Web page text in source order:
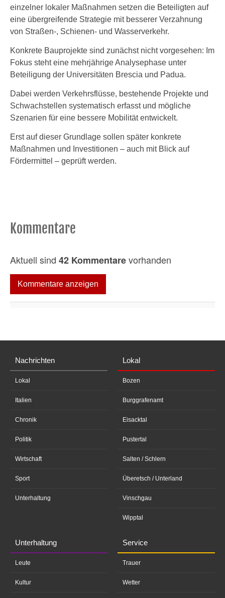
einzelner lokaler Maßnahmen setzen die Beteiligten auf
eine übergreifende Strategie mit besserer Verzahnung
von Straßen-, Schienen- und Wasserverkehr.
Konkrete Bauprojekte sind zunächst nicht vorgesehen: Im
Fokus steht eine mehrjährige Analysephase unter
Beteiligung der Universitäten Brescia und Padua.
Dabei werden Verkehrsflüsse, bestehende Projekte und
Schwachstellen systematisch erfasst und mögliche
Szenarien für eine bessere Mobilität entwickelt.
Erst auf dieser Grundlage sollen später konkrete
Maßnahmen und Investitionen – auch mit Blick auf
Fördermittel – geprüft werden.
Kommentare
Aktuell sind 42 Kommentarevorhanden
Kommentare anzeigen
Nachrichten
Lokal
Italien
Chronik
Politik
Wirtschaft
Sport
Unterhaltung
Lokal
Bozen
Burggrafenamt
Eisacktal
Pustertal
Salten / Schlern
Überetsch / Unterland
Vinschgau
Wipptal
Unterhaltung
Leute
Kultur
Service
Trauer
Wetter